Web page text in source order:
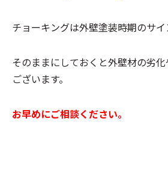
チョーキングは外壁塗装時期のサイ
そのままにしておくと外壁材の劣
ございます。
お早めにご相談ください。